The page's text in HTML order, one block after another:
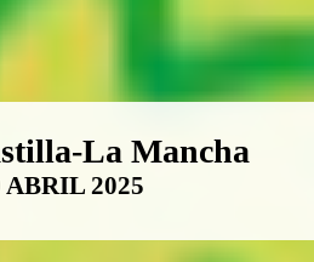
Castilla-La
La Mancha
ABRIL 2025